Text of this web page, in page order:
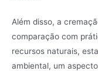
Além disso, a
comparação com
recursos naturais,
ambiental, um